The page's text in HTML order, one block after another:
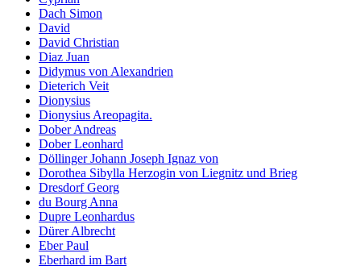
Dach Simon
David
David Christian
Diaz Juan
Didymus von Alexandrien
Dieterich Veit
Dionysius
Dionysius Areopagita.
Dober Andreas
Dober Leonhard
Döllinger Johann Joseph Ignaz von
Dorothea Sibylla Herzogin von Liegnitz und Brieg
Dresdorf Georg
du Bourg Anna
Dupre Leonhardus
Dürer Albrecht
Eber Paul
Eberhard im Bart